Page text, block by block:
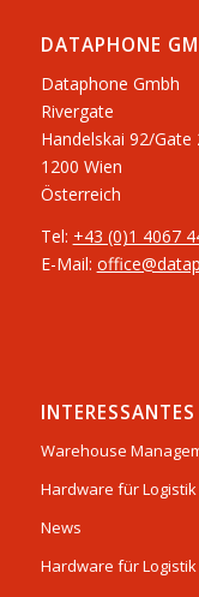
DATAPHONE
Dataphone Gmbh
Rivergate
​Handelskai 92/
1200 Wien
Österreich
Tel: +43 (0)1 4067
E-Mail:
INTERESSANTES
Warehouse
Hardware für
News
Hardware für